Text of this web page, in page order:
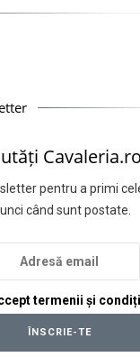
Cavaleria.ro
pentru a primi
când sunt postate.
termenii și